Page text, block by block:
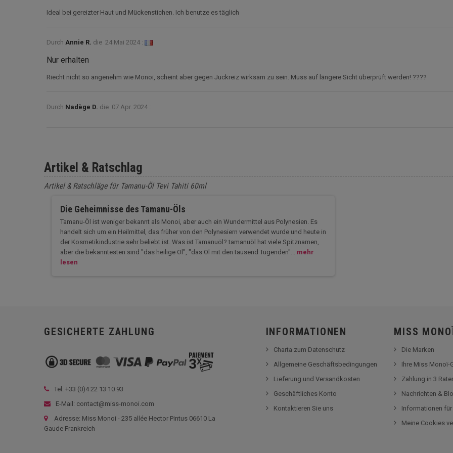
Ideal bei gereizter Haut und Mückenstichen. Ich benutze es täglich
Durch Annie R. die 24 Mai 2024 :
Nur erhalten
Riecht nicht so angenehm wie Monoi, scheint aber gegen Juckreiz wirksam zu sein. Muss auf längere Sicht überprüft werden! ????
Durch Nadège D. die 07 Apr. 2024 :
Artikel & Ratschlag
Artikel & Ratschläge für Tamanu-Öl Tevi Tahiti 60ml
Die Geheimnisse des Tamanu-Öls
Tamanu-Öl ist weniger bekannt als Monoi, aber auch ein Wundermittel aus Polynesien. Es
handelt sich um ein Heilmittel, das früher von den Polynesiern verwendet wurde und heute in
der Kosmetikindustrie sehr beliebt ist. Was ist Tamanuöl? tamanuöl hat viele Spitznamen,
aber die bekanntesten sind "das heilige Öl", "das Öl mit den tausend Tugenden"... mehr
lesen
GESICHERTE ZAHLUNG
Tel: +33 (0)4 22 13 10 93
E-Mail: contact@miss-monoi.com
Adresse: Miss Monoi - 235 allée Hector Pintus 06610 La
Gaude Frankreich
INFORMATIONEN
Charta zum Datenschutz
Allgemeine Geschäftsbedingungen
Lieferung und Versandkosten
Geschäftliches Konto
Kontaktieren Sie uns
MISS
Die Marken
Ihre Miss Monoï-
Zahlung in 3
Nachrichten &
Informationen für
Meine Cookies